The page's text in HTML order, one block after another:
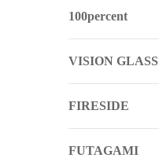
100percent
VISION GLASS
FIRESIDE
FUTAGAMI